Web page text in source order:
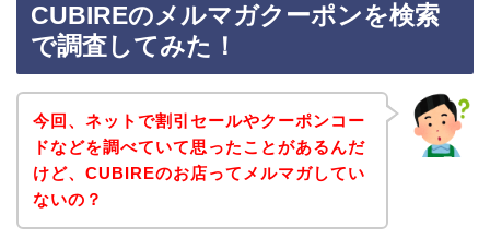
CUBIREのメルマガクーポンを検索
で調査してみた！
今回、ネットで割引セールやクーポンコー
ドなどを調べていて思ったことがあるんだ
けど、CUBIREのお店ってメルマガしてい
ないの？